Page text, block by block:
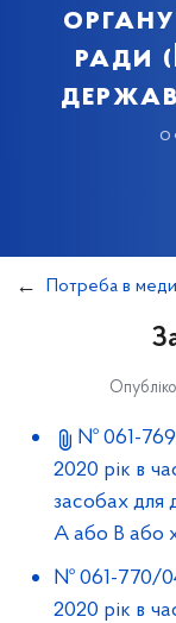
ради
№ 061-
2020 рік в
засобах для
А або В або
№ 061-770/
2020 рік в